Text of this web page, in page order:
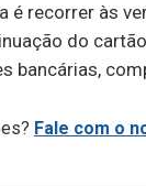
é recorrer às
do
bancárias,
Fale com o